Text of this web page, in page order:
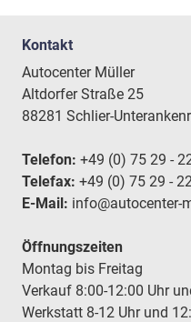
Kontakt
Autocenter Müller
Altdorfer Straße 25
88281 Schlier-
Telefon: +49 (0) 75 29 -
Telefax: +49 (0) 75 29 -
E-Mail: info@autocenter-
Öffnungszeiten
Montag bis Freitag
Verkauf 8:00-12:00 Uhr
Werkstatt 8-12 Uhr und